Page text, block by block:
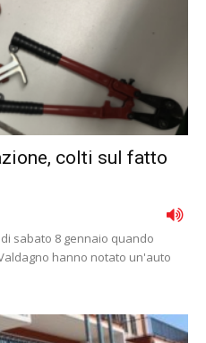
colti sul fatto
sabato 8 gennaio quando
hanno notato un'auto